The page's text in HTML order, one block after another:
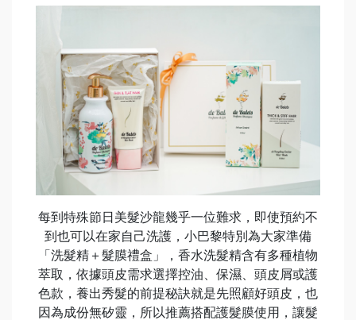
每到特殊節日美髮沙龍幾乎一位難求，即使預約不
到也可以在家自己洗護，小巴黎特別為大家準備
「洗髮精＋髮膜禮盒」，香水洗髮精含有多種植物
萃取，依據頭皮需求選擇控油、保濕、頭皮屑或護
色款，養出秀髮的前提秘訣就是先照顧好頭皮，也
因為成份無矽靈，所以推薦搭配護髮膜使用，讓髮